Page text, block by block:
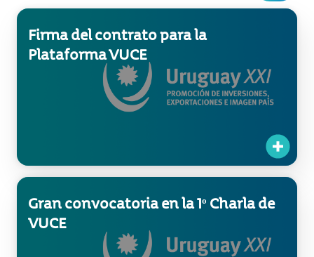
Firma del contrato para la
Plataforma VUCE
Gran convocatoria en la 1º Charla de
VUCE